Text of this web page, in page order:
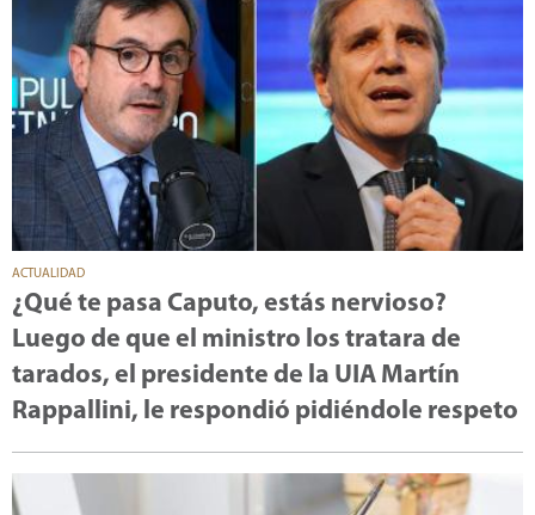
ACTUALIDAD
¿Qué te pasa Caputo, estás nervioso?
Luego de que el ministro los tratara de
tarados, el presidente de la UIA Martín
Rappallini, le respondió pidiéndole respeto